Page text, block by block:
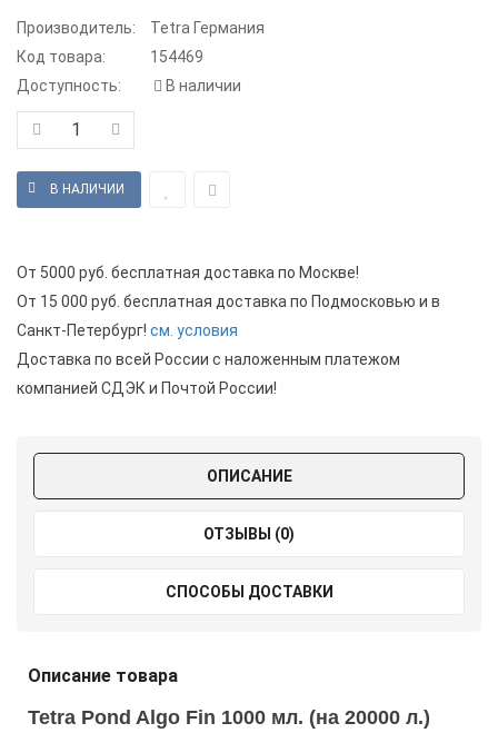
Производитель:
Tetra Германия
Код товара:
154469
Доступность:
В наличии
От 5000 руб. бесплатная доставка по Москве!
От 15 000 руб. бесплатная доставка по Подмосковью и в
Санкт-Петербург! см. условия
Доставка по всей России с наложенным платежом
компанией СДЭК и Почтой России!
ОПИСАНИЕ
ОТЗЫВЫ (0)
СПОСОБЫ ДОСТАВКИ
Описание товара
Tetra Pond Algo Fin 1000 мл. (на 20000 л.)